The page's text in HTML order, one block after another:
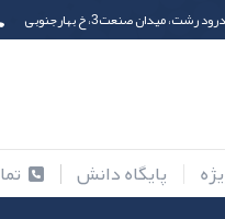
میدان صنعت3، خ بهارجنوبی
پایگاه دانش
پیشنهاد های